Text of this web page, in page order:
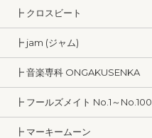
┣ クロスビート
┣ jam (ジャム)
┣ 音楽専科 ONGAKUSENKA
┣ フールズメイト No.1～No.100
┣ マーキームーン